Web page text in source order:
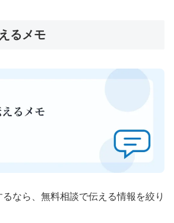
るメモ
なら、無料相談で伝える情報を絞り